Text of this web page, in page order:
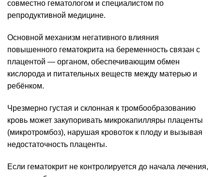
совместно гематологом и специалистом по
репродуктивной медицине.
Основной механизм негативного влияния
повышенного гематокрита на беременность связан с
плацентой — органом, обеспечивающим обмен
кислорода и питательных веществ между матерью и
ребёнком.
Чрезмерно густая и склонная к тромбообразованию
кровь может закупоривать микрокапилляры плаценты
(микротромбоз), нарушая кровоток к плоду и вызывая
недостаточность плаценты.
Если гематокрит не контролируется до начала лечения,